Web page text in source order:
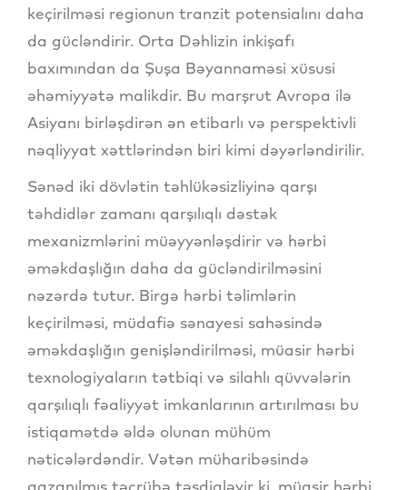
keçirilməsi regionun tranzit potensialını daha
da gücləndirir. Orta Dəhlizin inkişafı
baxımından da Şuşa Bəyannaməsi xüsusi
əhəmiyyətə malikdir. Bu marşrut Avropa ilə
Asiyanı birləşdirən ən etibarlı və perspektivli
nəqliyyat xəttlərindən biri kimi dəyərləndirilir.
Sənəd iki dövlətin təhlükəsizliyinə qarşı
təhdidlər zamanı qarşılıqlı dəstək
mexanizmlərini müəyyənləşdirir və hərbi
əməkdaşlığın daha da gücləndirilməsini
nəzərdə tutur. Birgə hərbi təlimlərin
keçirilməsi, müdafiə sənayesi sahəsində
əməkdaşlığın genişləndirilməsi, müasir hərbi
texnologiyaların tətbiqi və silahlı qüvvələrin
qarşılıqlı fəaliyyət imkanlarının artırılması bu
istiqamətdə əldə olunan mühüm
nəticələrdəndir. Vətən müharibəsində
qazanılmış təcrübə təsdiqləyir ki, müasir hərbi